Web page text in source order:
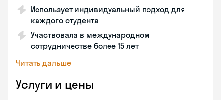
Использует индивидуальный подход для
каждого студента
Участвовала в международном
сотрудничестве более 15 лет
Читать дальше
Услуги и цены